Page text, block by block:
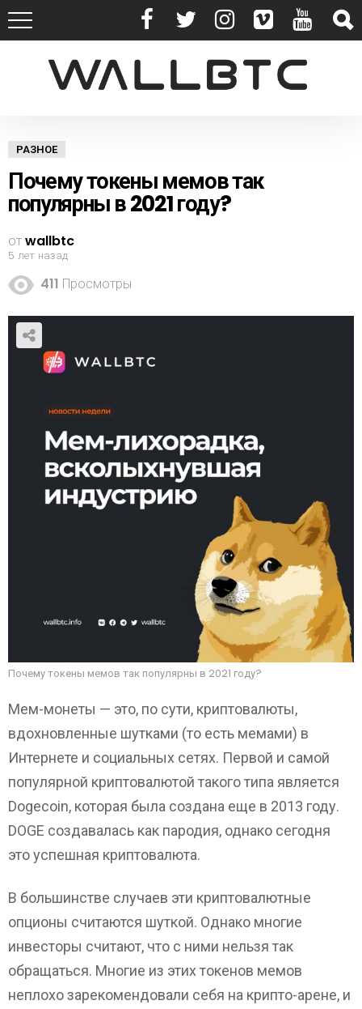
РАЗНОЕ
Почему токены мемов так
популярны в 2021 году?
отwallbtc
5 лет назад
411 Просмотры
Почему токены мемов так популярны в 2021 году?
Мем-монеты — это, по сути, криптовалюты,
вдохновленные шутками (то есть мемами) в
Интернете и социальных сетях. Первой и самой
популярной криптовалютой такого типа является
Dogecoin, которая была создана еще в 2013 году.
DOGE создавалась как пародия, однако сегодня
это успешная криптовалюта.
В большинстве случаев эти криптовалютные
опционы считаются шуткой. Однако многие
инвесторы считают, что с ними нельзя так
обращаться. Многие из этих токенов мемов
неплохо зарекомендовали себя на крипто-арене, и